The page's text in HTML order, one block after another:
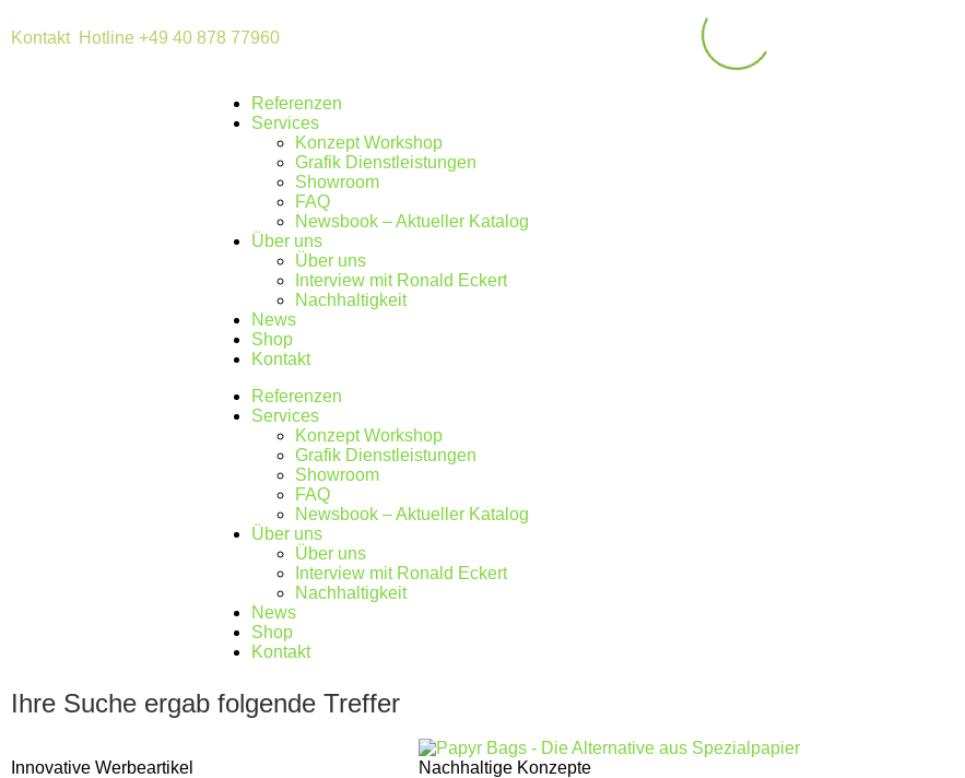
KontaktHotline +49 40 878 77960
Referenzen
Services
Konzept Workshop
Grafik Dienstleistungen
Showroom
FAQ
Newsbook – Aktueller Katalog
Über uns
Über uns
Interview mit Ronald Eckert
Nachhaltigkeit
News
Shop
Kontakt
Referenzen
Services
Konzept Workshop
Grafik Dienstleistungen
Showroom
FAQ
Newsbook – Aktueller Katalog
Über uns
Über uns
Interview mit Ronald Eckert
Nachhaltigkeit
News
Shop
Kontakt
Ihre Suche ergab folgende Treffer
Innovative Werbeartikel Nachhaltige Konzepte